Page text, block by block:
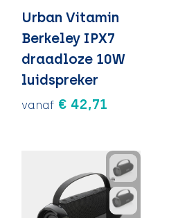
Urban Vitamin
Berkeley IPX7
draadloze 10W
luidspreker
vanaf € 42,71